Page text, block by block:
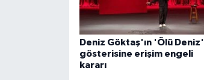
Deniz Göktaş'ın 'Ölü Deniz'
gösterisine erişim engeli
kararı